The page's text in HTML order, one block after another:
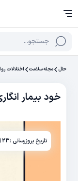
جستجو...
حال مجله سلامت اختلالات
خود بیمار
تاریخ بروزرسانی :۲۳ آبان